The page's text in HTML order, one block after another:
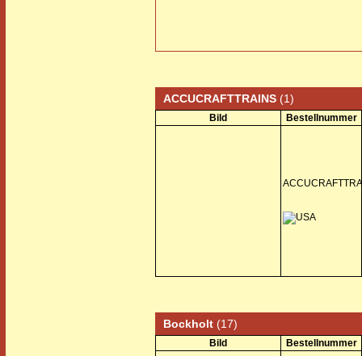
ACCUCRAFTTRAINS (1)
Bild Bestellnummer
Bockholt (17)
Bild Bestellnummer